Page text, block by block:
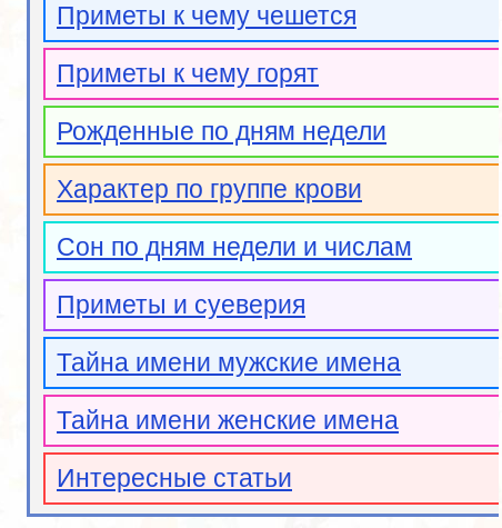
Приметы к чему чешется
Приметы к чему горят
Рожденные по дням недели
Характер по группе крови
Сон по дням недели и числам
Приметы и суеверия
Тайна имени мужские имена
Тайна имени женские имена
Интересные статьи